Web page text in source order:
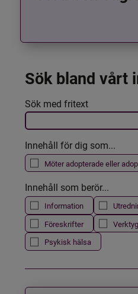
Sök bland vårt
Filtrera resultatet
Det här formuläret
Sök med fritext
Innehåll för dig som...
Möter adopterade eller
Innehåll som berör...
Information
Föreskrifter
Verktyg
Psykisk hälsa